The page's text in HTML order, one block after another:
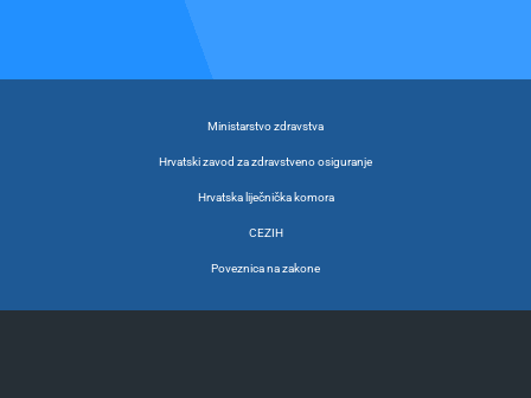
Ministarstvo zdravstva
Hrvatski zavod za zdravstveno osiguranje
Hrvatska liječnička komora
CEZIH
Poveznica na zakone